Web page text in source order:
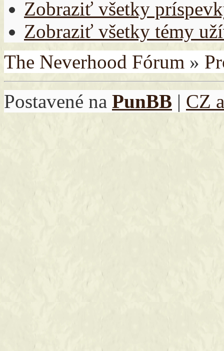
Zobraziť všetky
Zobraziť všetky témy
The Neverhood Fórum »
Postavené na PunBB | CZ